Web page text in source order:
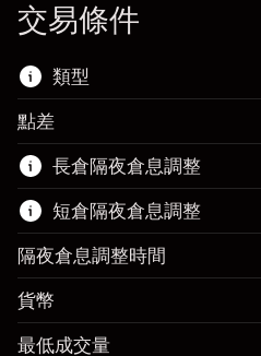
交易條件
類型
該金融市場可進行差價合
了解更多：
差價合約
點差
長倉隔夜倉息調整
保證金。您的投資
短倉隔夜倉息調整
隔夜倉息調整時間
貨幣
最低成交量